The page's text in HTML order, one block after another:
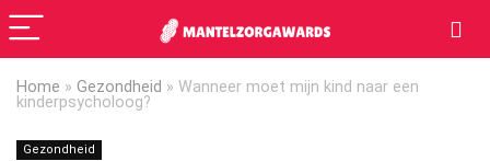
Home » Gezondheid » Wanneer moet mijn kind naar een
kinderpsycholoog?
Gezondheid